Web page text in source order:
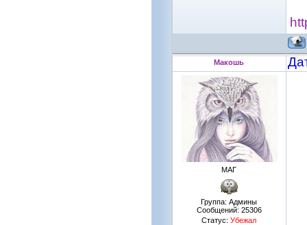
Макошь
МАГ
Группа: Админы
Сообщений: 25306
Статус:Убежал